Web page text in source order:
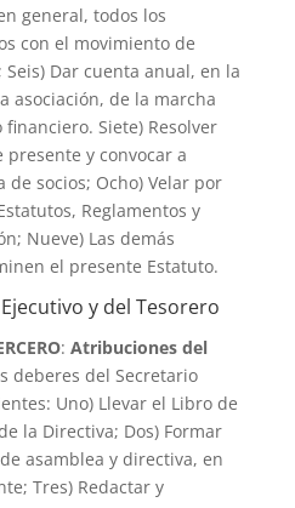
general, todos los
con el movimiento de
Dar cuenta anual, en la
asociación, de la marcha
Siete) Resolver
y convocar a
socios; Ocho) Velar por
Reglamentos y
Nueve) Las demás
el presente Estatuto.
y del Tesorero
: Atribuciones del
deberes del Secretario
Uno) Llevar el Libro de
la Directiva; Dos) Formar
asamblea y directiva, en
Tres) Redactar y